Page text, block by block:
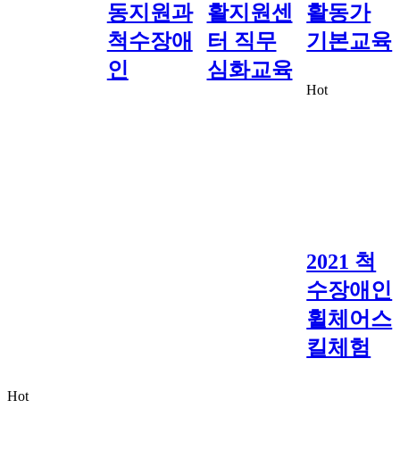
동지원과
척수장애
인
활지원센
터 직무
심화교육
활동가
기본교육
Hot
2021 척
수장애인
휠체어스
킬체험
Hot